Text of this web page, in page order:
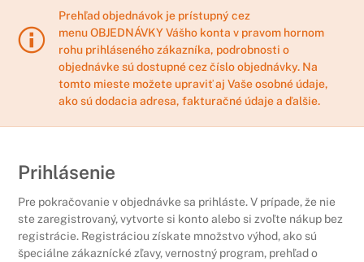
Prehľad objednávok je prístupný cez
menuOBJEDNÁVKYVášho konta v pravom hornom
rohu prihláseného zákazníka, podrobnosti o
objednávke sú dostupné cez číslo objednávky. Na
tomto mieste možete upraviť aj Vaše osobné údaje,
ako sú dodacia adresa, fakturačné údaje a ďalšie.
Prihlásenie
Pre pokračovanie v objednávke sa prihláste. V prípade, že nie
ste zaregistrovaný, vytvorte si konto alebo si zvoľte nákup bez
registrácie. Registráciou získate množstvo výhod, ako sú
špeciálne zákaznícké zľavy, vernostný program, prehľad o